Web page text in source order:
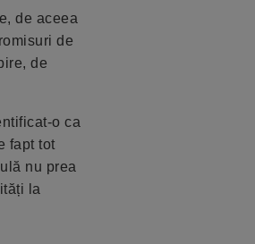
de aceea
de
de
o ca
fapt tot
nu prea
la